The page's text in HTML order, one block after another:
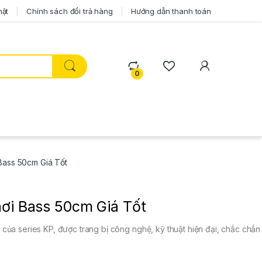
Chính sách đổi trả hàng Hướng dẫn thanh toán
0
50cm Giá Tốt
Bass 50cm Giá Tốt
series KP, được trang bị công nghệ, kỹ thuật hiện đại, chắc